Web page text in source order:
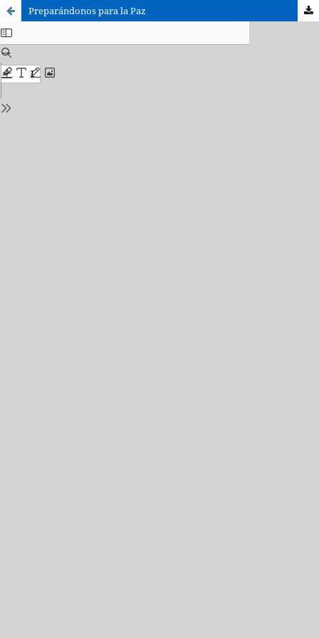
Preparándonos para la Paz